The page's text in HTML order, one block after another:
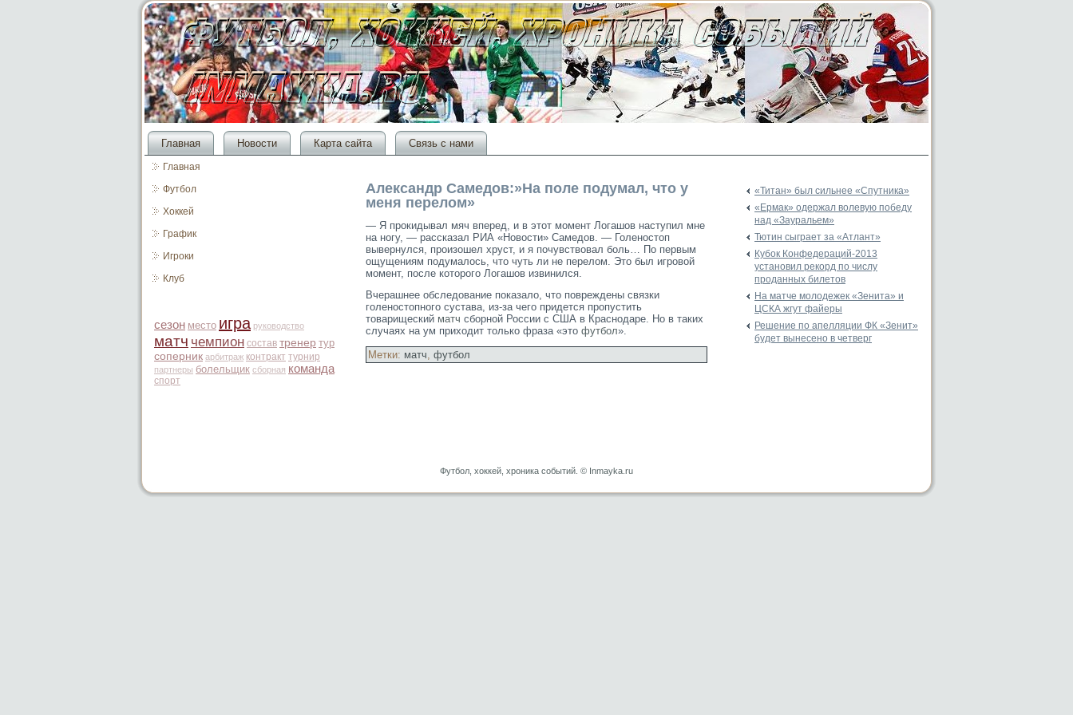
Главная Новости Карта сайта Связь с нами
Главная
Футбол
Хоккей
График
Игроки
Клуб
сезон место игра руководство
матч чемпион состав тренер тур
соперник арбитраж контракт турнир
партнеры болельщик сборная команда
спорт
Александр Самедов:»На поле подумал, что у
меня перелом»
— Я прокидывал мяч вперед, и в этот момент Логашов наступил мне
на ногу, — рассказал РИА «Новости» Самедов. — Голеностоп
вывернулся, произошел хруст, и я почувствовал боль… По первым
ощущениям подумалось, что чуть ли не перелом. Это был игровой
момент, после которого Логашов извинился.
Вчерашнее обследование показало, что повреждены связки
голеностопного сустава, из-за чего придется пропустить
товарищеский матч сборной России с США в Краснодаре. Но в таких
случаях на ум приходит только фраза «это футбол».
Метки: матч, футбол
«Титан» был сильнее «Спутника»
«Ермак» одержал волевую победу
над «Зауральем»
Тютин сыграет за «Атлант»
Кубок Конфедераций-2013
установил рекорд по числу
проданных билетов
На матче молодежек «Зенита» и
ЦСКА жгут файеры
Решение по апелляции ФК «Зенит»
будет вынесено в четверг
Футбол, хоккей, хроника событий. © Inmayka.ru